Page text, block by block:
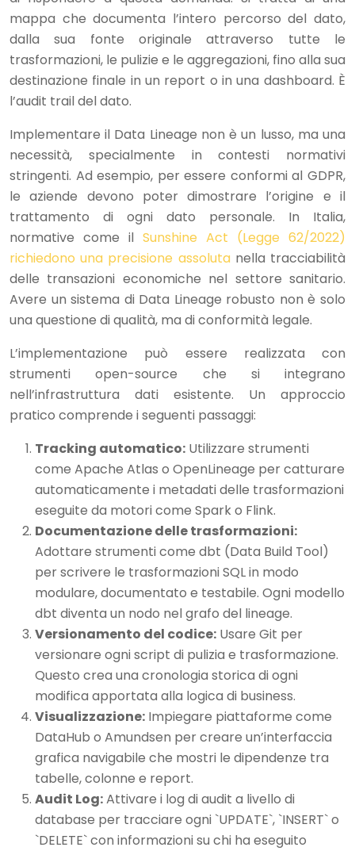
mappa che documenta l’intero percorso del dato,
dalla sua fonte originale attraverso tutte le
trasformazioni, le pulizie e le aggregazioni, fino alla sua
destinazione finale in un report o in una dashboard. È
l’audit trail del dato.
Implementare il Data Lineage non è un lusso, ma una
necessità, specialmente in contesti normativi
stringenti. Ad esempio, per essere conformi al GDPR,
le aziende devono poter dimostrare l’origine e il
trattamento di ogni dato personale. In Italia,
normative come il Sunshine Act (Legge 62/2022)
richiedono una precisione assolutanella tracciabilità
delle transazioni economiche nel settore sanitario.
Avere un sistema di Data Lineage robusto non è solo
una questione di qualità, ma di conformità legale.
L’implementazione può essere realizzata con
strumenti open-source che si integrano
nell’infrastruttura dati esistente. Un approccio
pratico comprende i seguenti passaggi:
Tracking automatico: Utilizzare strumenti
come Apache Atlas o OpenLineage per catturare
automaticamente i metadati delle trasformazioni
eseguite da motori come Spark o Flink.
Documentazione delle trasformazioni:
Adottare strumenti come dbt (Data Build Tool)
per scrivere le trasformazioni SQL in modo
modulare, documentato e testabile. Ogni modello
dbt diventa un nodo nel grafo del lineage.
Versionamento del codice: Usare Git per
versionare ogni script di pulizia e trasformazione.
Questo crea una cronologia storica di ogni
modifica apportata alla logica di business.
Visualizzazione: Impiegare piattaforme come
DataHub o Amundsen per creare un’interfaccia
grafica navigabile che mostri le dipendenze tra
tabelle, colonne e report.
Audit Log:Attivare i log di audit a livello di
database per tracciare ogni `UPDATE`, `INSERT` o
`DELETE` con informazioni su chi ha eseguito